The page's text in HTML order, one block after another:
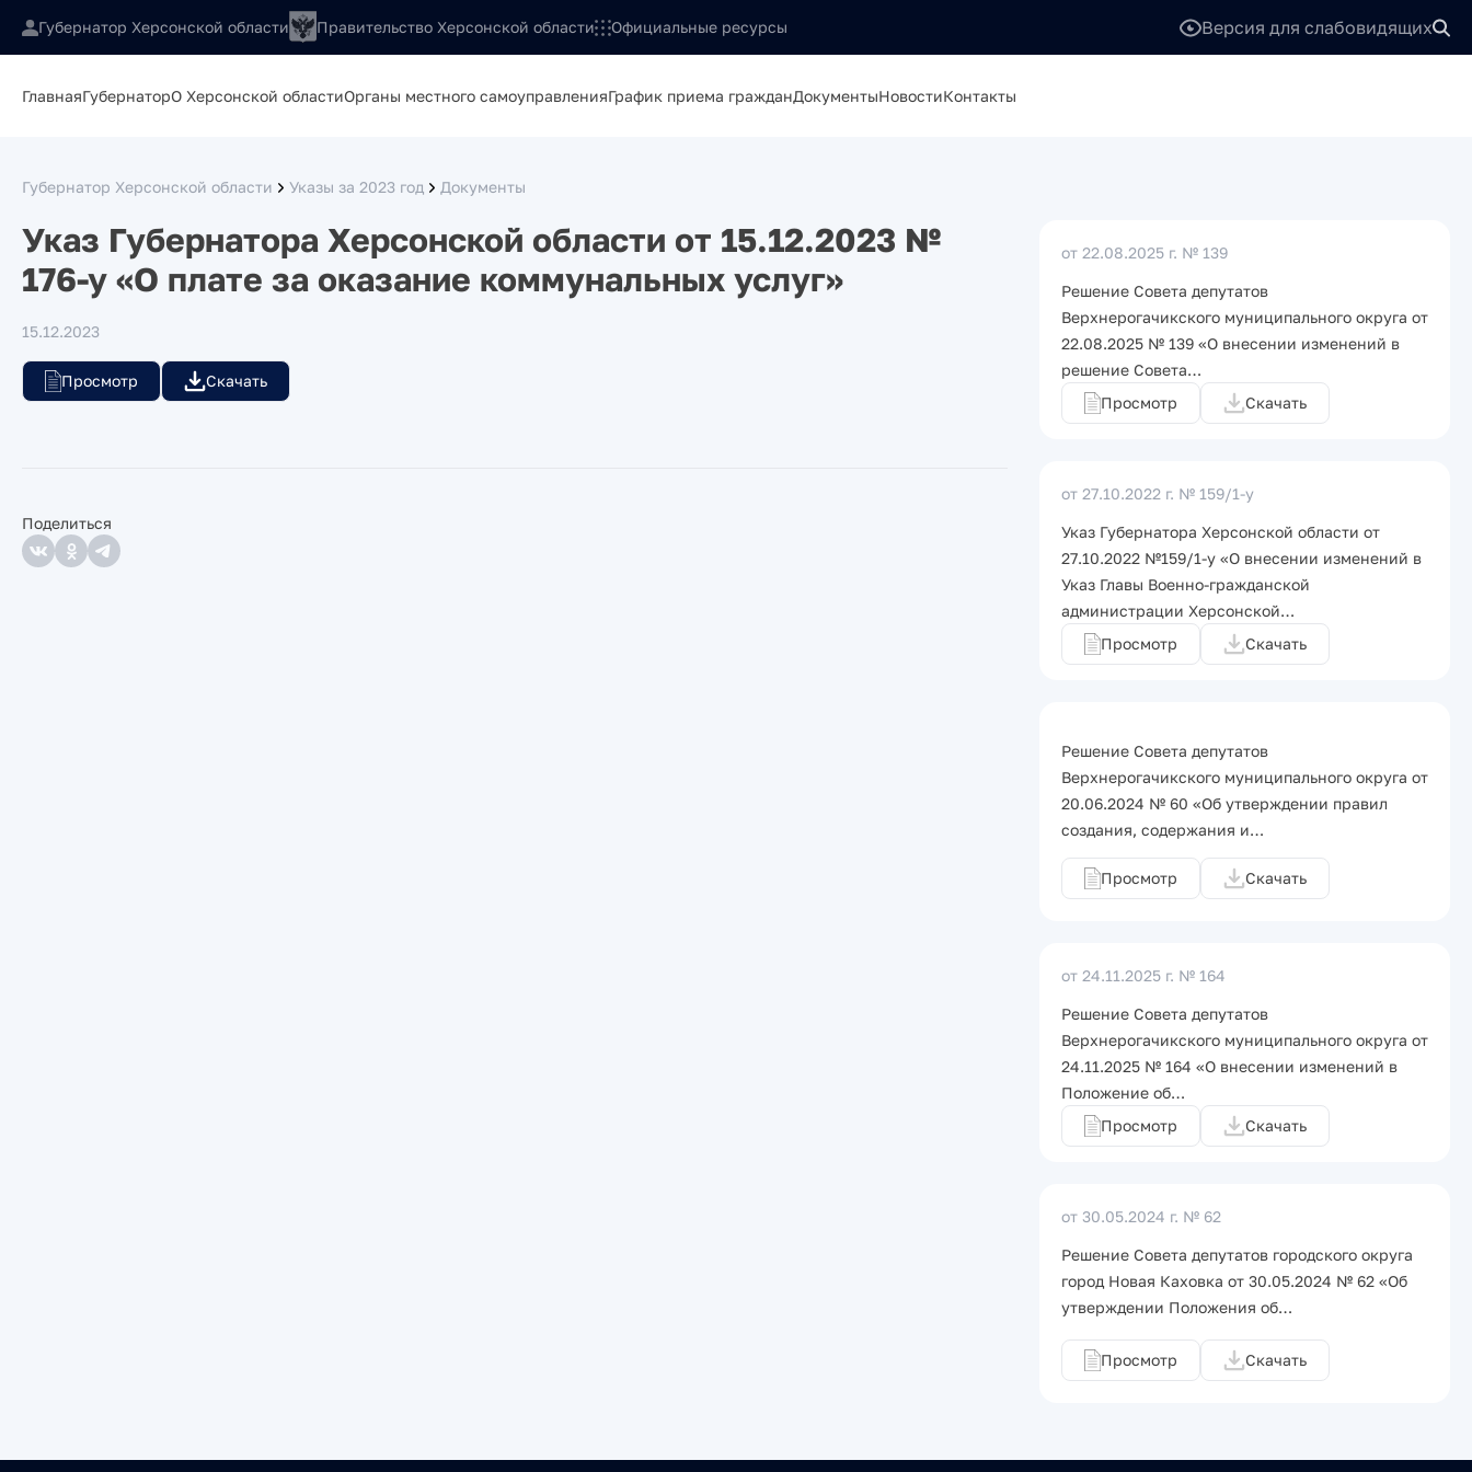
Губернатор Херсонской области Правительство Херсонской области Официальные ресурсы Версия для слабовидящих
ГлавнаяГубернаторО Херсонской областиОрганы местного самоуправленияГрафик приема гражданДокументыНовостиКонтакты
Губернатор Херсонской области Указы за 2023 год Документы
Указ Губернатора Херсонской области от 15.12.2023 №
176-у «О плате за оказание коммунальных услуг»
15.12.2023
Просмотр Скачать
Поделиться
от 22.08.2025 г. № 139
Решение Совета депутатов
Верхнерогачикского муниципального округа от
22.08.2025 № 139 «О внесении изменений в
решение Совета…
Просмотр
Скачать
от 27.10.2022 г. № 159/1-у
Указ Губернатора Херсонской области от
27.10.2022 №159/1-у «О внесении изменений в
Указ Главы Военно-гражданской
администрации Херсонской…
Просмотр
Скачать
Решение Совета депутатов
Верхнерогачикского муниципального округа от
20.06.2024 № 60 «Об утверждении правил
создания, содержания и…
Просмотр Скачать
от 24.11.2025 г. № 164
Решение Совета депутатов
Верхнерогачикского муниципального округа от
24.11.2025 № 164 «О внесении изменений в
Положение об…
Просмотр
Скачать
от 30.05.2024 г. № 62
Решение Совета депутатов городского округа
город Новая Каховка от 30.05.2024 № 62 «Об
утверждении Положения об…
Просмотр Скачать